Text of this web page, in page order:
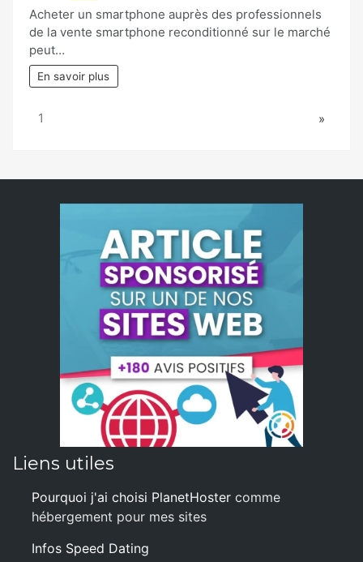
Acheter un smartphone auprès des professionnels
de la vente smartphone reconditionné sur le marché
peut…
En savoir plus
Page:
1 Next
»
Liens utiles
Pourquoi j'ai choisi PlanetHoster comme
hébergement pour mes sites
Infos Speed Dating